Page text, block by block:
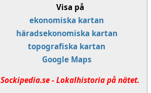
Visa på
ekonomiska kartan
häradsekonomiska kartan
topografiska kartan
Google Maps
Sockipedia.se - Lokalhistoria på nätet.